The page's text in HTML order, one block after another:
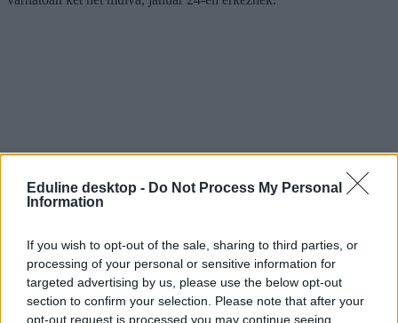
Eduline desktop - Do Not Process My Personal
Information
If you wish to opt-out of the sale, sharing to third parties, or
processing of your personal or sensitive information for
targeted advertising by us, please use the below opt-out
section to confirm your selection. Please note that after your
opt-out request is processed you may continue seeing